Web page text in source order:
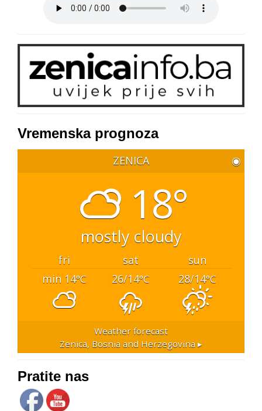
Vremenska prognoza
ZENICA ◉
18°
mostly cloudy
fri sat
sun
min 14°C 26/14°C 28/14°C
Weather forecast
Zenica, Bosnia and Herzegovina ▸
Pratite nas